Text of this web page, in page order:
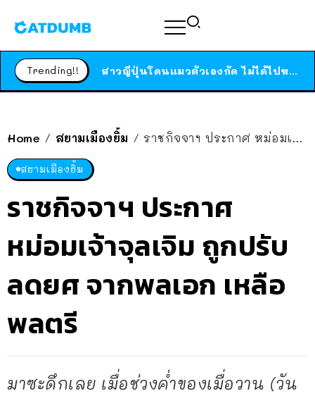
Trending!! ได้เวลาเด็กหนวดรวมตัว RF Online Next เปิดให้เล่นแล้ว เกม Sci-Fi MMORPG ระดับตำนาน เล่นได้ทั้งมือถือและ PC
Home / สยามเมืองยิ้ม / ราชกิจจาฯ ประกาศ หม่อมเจ้าจุลเจิม ถูกปรับลดยศ จากพลเอก เหลือ พลตรี
สยามเมืองยิ้ม
ราชกิจจาฯ ประกาศ
หม่อมเจ้าจุลเจิม ถูกปรับ
ลดยศ จากพลเอก เหลือ
พลตรี
มาซะดึกเลย เมื่อช่วงค่ำของเมื่อวาน (วัน